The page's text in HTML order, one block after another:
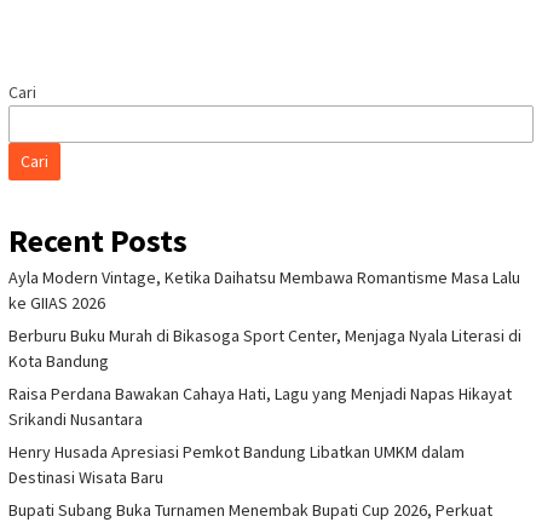
Cari
Cari
Recent Posts
Ayla Modern Vintage, Ketika Daihatsu Membawa Romantisme Masa Lalu
ke GIIAS 2026
Berburu Buku Murah di Bikasoga Sport Center, Menjaga Nyala Literasi di
Kota Bandung
Raisa Perdana Bawakan Cahaya Hati, Lagu yang Menjadi Napas Hikayat
Srikandi Nusantara
Henry Husada Apresiasi Pemkot Bandung Libatkan UMKM dalam
Destinasi Wisata Baru
Bupati Subang Buka Turnamen Menembak Bupati Cup 2026, Perkuat